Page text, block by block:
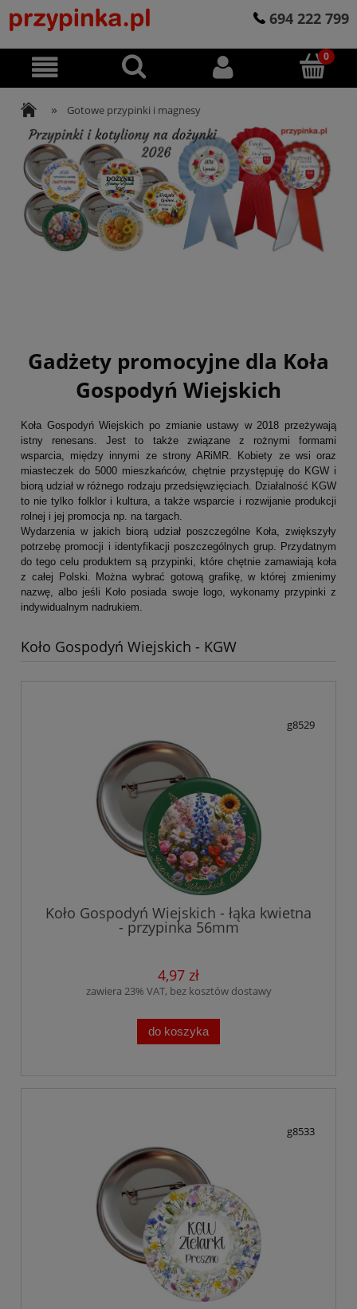
694 222 799
» Gotowe przypinki i magnesy
Gadżety promocyjne dla Koła
Gospodyń Wiejskich
Koła Gospodyń Wiejskich po zmianie ustawy w 2018 przeżywają
istny renesans. Jest to także związane z rożnymi formami
wsparcia, między innymi ze strony ARiMR. Kobiety ze wsi oraz
miasteczek do 5000 mieszkańców, chętnie przystępuję do KGW i
biorą udział w różnego rodzaju przedsięwzięciach. Działalność KGW
to nie tylko folklor i kultura, a także wsparcie i rozwijanie produkcji
rolnej i jej promocja np. na targach.
Wydarzenia w jakich biorą udział poszczególne Koła, zwiększyły
potrzebę promocji i identyfikacji poszczególnych grup. Przydatnym
do tego celu produktem są przypinki, które chętnie zamawiają koła
z całej Polski. Można wybrać gotową grafikę, w której zmienimy
nazwę, albo jeśli Koło posiada swoje logo, wykonamy przypinki z
indywidualnym nadrukiem.
Koło Gospodyń Wiejskich - KGW
g8529
Koło Gospodyń Wiejskich - łąka kwietna
- przypinka 56mm
4,97 zł
zawiera 23% VAT, bez kosztów dostawy
do koszyka
g8533